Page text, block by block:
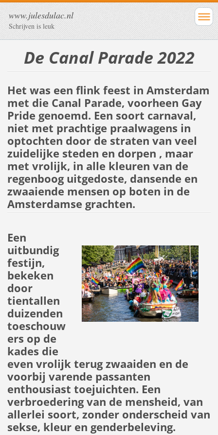
www.julesdulac.nl
Schrijven is leuk
De Canal Parade 2022
Het was een flink feest in Amsterdam
met die Canal Parade, voorheen Gay
Pride genoemd. Een soort carnaval,
niet met prachtige praalwagens in
optochten door de straten van veel
zuidelijke steden en dorpen , maar
met vrolijk, in alle kleuren van de
regenboog uitgedoste, dansende en
zwaaiende mensen op boten in de
Amsterdamse grachten.
Een
uitbundig
festijn,
bekeken
door
tientallen
duizenden
toeschouw
ers op de
kades die
even vrolijk terug zwaaiden en de
voorbij varende passanten
enthousiast toejuichten. Een
verbroedering van de mensheid, van
allerlei soort, zonder onderscheid van
sekse, kleur en genderbeleving.